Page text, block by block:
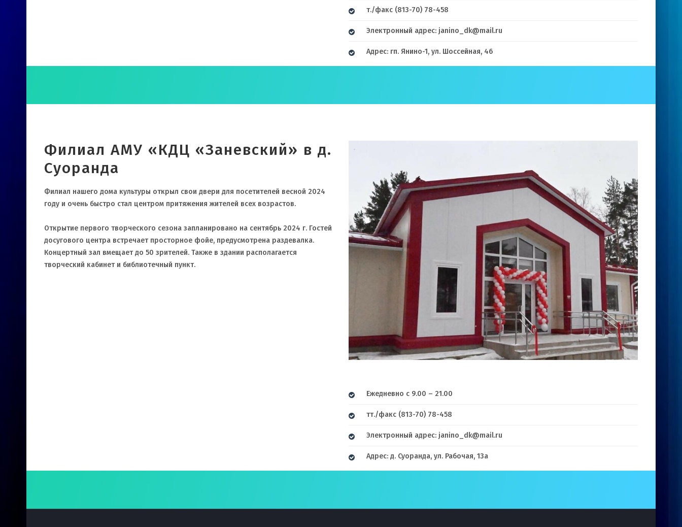
т./факс (813-70) 78-458
Электронный адрес: janino_dk@mail.ru
Адрес: гп. Янино-1, ул. Шоссейная, 46
Филиал АМУ «КДЦ «Заневский» в д.
Суоранда
Филиал нашего дома культуры открыл свои двери для посетителей весной 2024
году и очень быстро стал центром притяжения жителей всех возрастов.
Открытие первого творческого сезона запланировано на сентябрь 2024 г. Гостей
досугового центра встречает просторное фойе, предусмотрена раздевалка.
Концертный зал вмещает до 50 зрителей. Также в здании располагается
творческий кабинет и библиотечный пункт.
Ежедневно с 9.00 – 21.00
тт./факс (813-70) 78-458
Электронный адрес: janino_dk@mail.ru
Адрес: д. Суоранда, ул. Рабочая, 13а